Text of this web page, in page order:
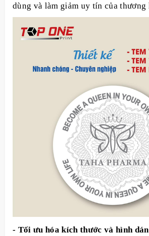
dùng và làm giảm uy tín của thương
- Tối ưu hóa kích thước và hình